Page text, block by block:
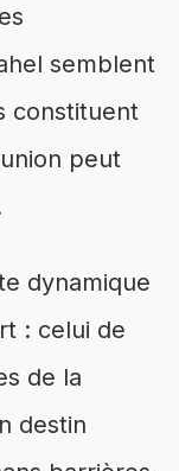
semblent
constituent
peut
dynamique
: celui de
de la
destin